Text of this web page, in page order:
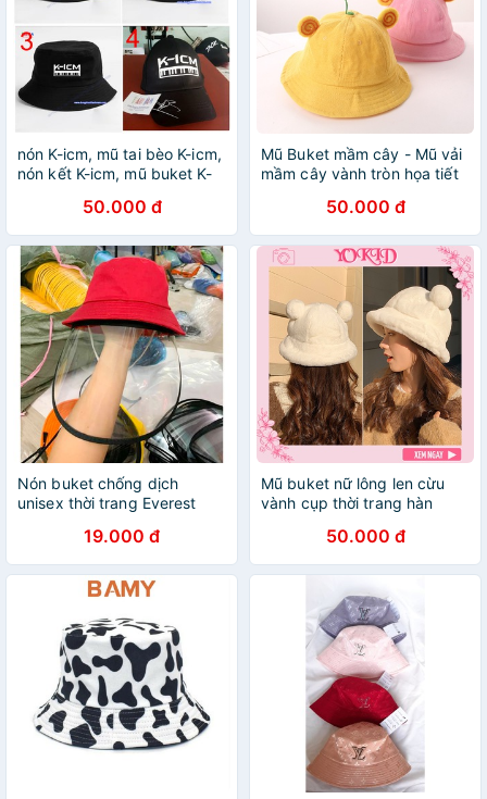
nón K-icm, mũ tai bèo K-icm,
nón kết K-icm, mũ buket K-
50.000 đ
Mũ Buket mầm cây - Mũ vải
mầm cây vành tròn họa tiết
người lớn và trẻ em
50.000 đ
Nón buket chống dịch
unisex thời trang Everest
19.000 đ
Mũ buket nữ lông len cừu
vành cụp thời trang hàn
50.000 đ